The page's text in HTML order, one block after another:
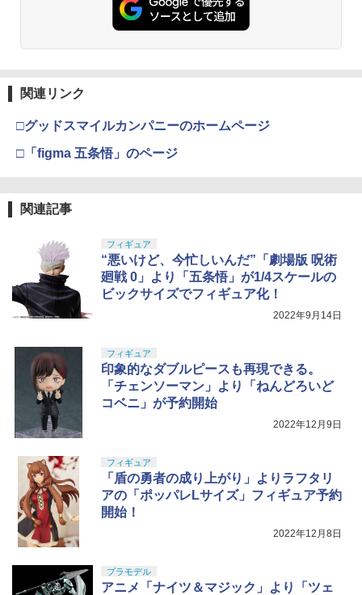
関連リンク
□グッドスマイルカンパニーのホームページ
□「figma 五条悟」のページ
関連記事
フィギュア
“悪いけど、今忙しいんだ”「劇場版 呪術
廻戦 0」より「五条悟」が1/4スケールの
ビックサイズでフィギュア化！
2022年9月14日
フィギュア
印象的なダブルピースも再現できる。
「チェンソーマン」より「ねんどろいど
コベニ」が予約開始
2022年12月9日
フィギュア
「盾の勇者の成り上がり」よりラフタリ
アの「ポッパレLサイズ」フィギュア予約
開始！
2022年12月8日
プラモデル
アニメ「ナイツ＆マジック」より「ツェ